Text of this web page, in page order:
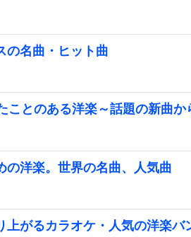
の名曲・ヒット曲
ことのある洋楽～話題の新曲
の洋楽。世界の名曲、人気曲
がるカラオケ・人気の洋楽バ